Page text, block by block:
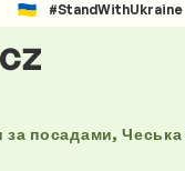
#StandWithUkraine
за посадами, Чеська